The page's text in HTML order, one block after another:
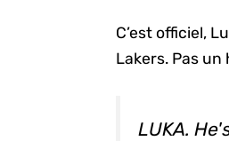
C’est officiel,
Lakers. Pas un
LUKA.